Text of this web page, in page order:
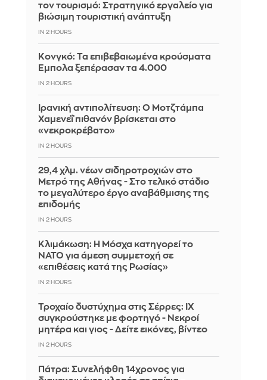
τον τουρισμό: Στρατηγικό εργαλείο για
βιώσιμη τουριστική ανάπτυξη
IN 2 HOURS
Κονγκό: Τα επιβεβαιωμένα κρούσματα
Έμπολα ξεπέρασαν τα 4.000
IN 2 HOURS
Ιρανική αντιπολίτευση: Ο Μοτζτάμπα
Χαμενεΐ πιθανόν βρίσκεται στο
«νεκροκρέβατο»
IN 2 HOURS
29,4 χλμ. νέων σιδηροτροχιών στο
Μετρό της Αθήνας - Στο τελικό στάδιο
το μεγαλύτερο έργο αναβάθμισης της
επιδομής
IN 2 HOURS
Κλιμάκωση: Η Μόσχα κατηγορεί το
ΝΑΤΟ για άμεση συμμετοχή σε
«επιθέσεις κατά της Ρωσίας»
IN 2 HOURS
Τροχαίο δυστύχημα στις Σέρρες: ΙΧ
συγκρούστηκε με φορτηγό - Νεκροί
μητέρα και γιος - Δείτε εικόνες, βίντεο
IN 2 HOURS
Πάτρα: Συνελήφθη 14χρονος για